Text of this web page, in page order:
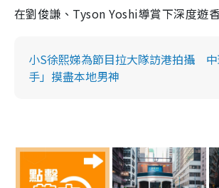
在劉俊謙、Tyson Yoshi導賞下深度遊
小S徐熙娣為節目拉大隊訪港拍攝
手」摸盡本地男神